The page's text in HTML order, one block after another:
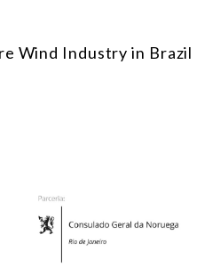
Wind Industry in Brazil